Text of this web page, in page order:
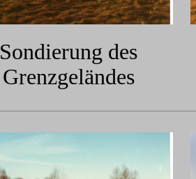
Sondierung des
Grenzgeländes